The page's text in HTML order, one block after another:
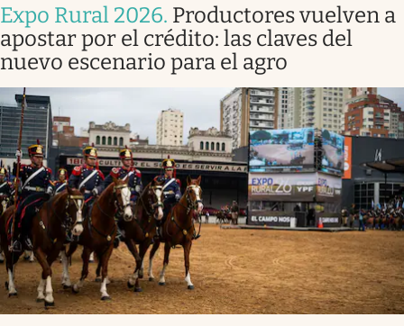
Negocios
Columnistas
Otras secciones
Apertura
Infotechnology
Clase
Clima
Mundial 2026
Eventos Corporativos
Expo Rural 2026. Productores vuelven a
apostar por el crédito: las claves del
nuevo escenario para el agro